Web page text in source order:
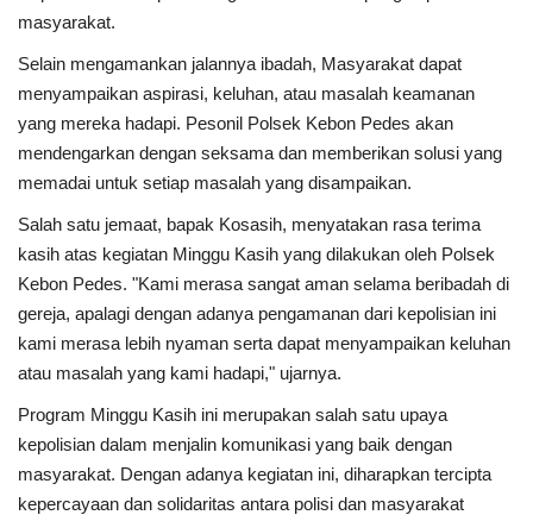
masyarakat.
Selain mengamankan jalannya ibadah, Masyarakat dapat
menyampaikan aspirasi, keluhan, atau masalah keamanan
yang mereka hadapi. Pesonil Polsek Kebon Pedes akan
mendengarkan dengan seksama dan memberikan solusi yang
memadai untuk setiap masalah yang disampaikan.
Salah satu jemaat, bapak Kosasih, menyatakan rasa terima
kasih atas kegiatan Minggu Kasih yang dilakukan oleh Polsek
Kebon Pedes. "Kami merasa sangat aman selama beribadah di
gereja, apalagi dengan adanya pengamanan dari kepolisian ini
kami merasa lebih nyaman serta dapat menyampaikan keluhan
atau masalah yang kami hadapi," ujarnya.
Program Minggu Kasih ini merupakan salah satu upaya
kepolisian dalam menjalin komunikasi yang baik dengan
masyarakat. Dengan adanya kegiatan ini, diharapkan tercipta
kepercayaan dan solidaritas antara polisi dan masyarakat